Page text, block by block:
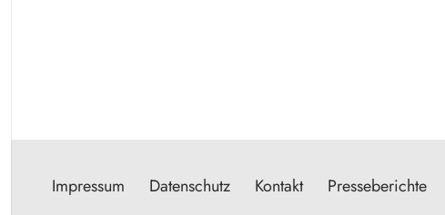
Impressum Datenschutz Kontakt Presseberichte